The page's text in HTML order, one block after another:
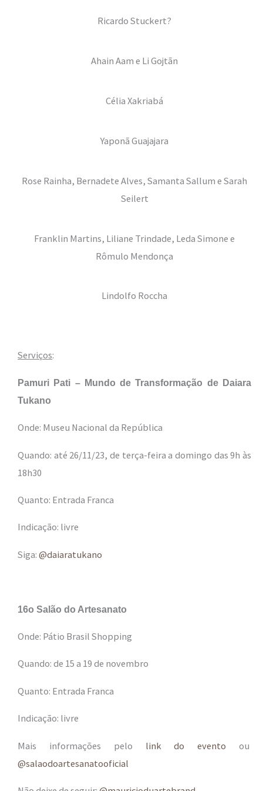
Ricardo Stuckert?
Ahain Aam e Li Gojtãn
Célia Xakriabá
Yaponã Guajajara
Rose Rainha, Bernadete Alves, Samanta Sallum e Sarah
Seilert
Franklin Martins, Liliane Trindade, Leda Simone e
Rômulo Mendonça
Lindolfo Roccha
Serviços:
Pamuri Pati – Mundo de Transformação de Daiara
Tukano
Onde: Museu Nacional da República
Quando: até 26/11/23, de terça-feira a domingo das 9h às
18h30
Quanto: Entrada Franca
Indicação: livre
Siga: @daiaratukano
16o Salão do Artesanato
Onde: Pátio Brasil Shopping
Quando: de 15 a 19 de novembro
Quanto: Entrada Franca
Indicação: livre
Mais informações pelo link do evento ou
@salaodoartesanatooficial